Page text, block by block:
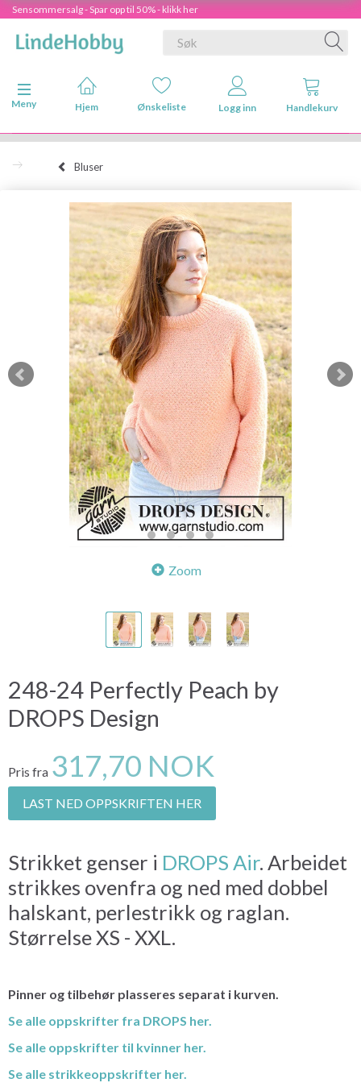
Sensommersalg - Spar opp til 50% - klikk her
Veksle navigasjon
Meny
Hjem Ønskeliste Logg inn Handlekurv
Bluser
Zoom
248-24 Perfectly Peach by
DROPS Design
Pris fra 317,70 NOK
LAST NED OPPSKRIFTEN HER
Strikket genser i DROPS Air. Arbeidet
strikkes ovenfra og ned med dobbel
halskant, perlestrikk og raglan.
Størrelse XS - XXL.
Pinner og tilbehør plasseres separat i kurven.
Se alle oppskrifter fra DROPS her.
Se alle oppskrifter til kvinner her.
Se alle strikkeoppskrifter her.